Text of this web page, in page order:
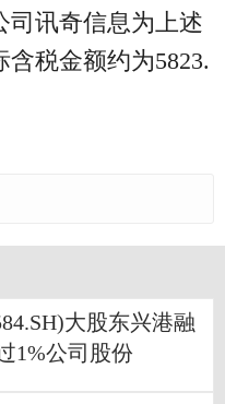
司讯奇信息为上述
税金额约为5823.
大股东兴港融
1%公司股份